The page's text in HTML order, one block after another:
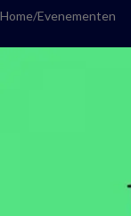
Home Evenementen